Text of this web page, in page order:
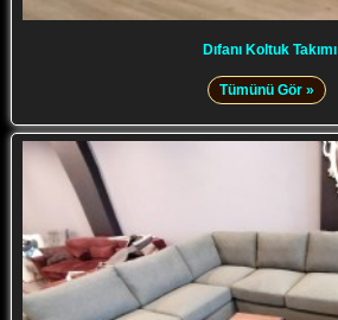
Dıfanı Koltuk Takımı
Tümünü Gör »